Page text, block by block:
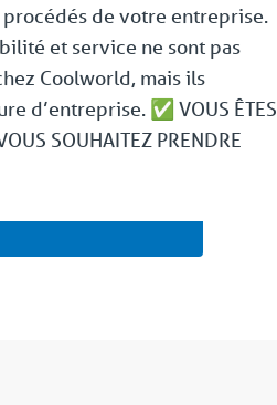
de votre entreprise.
et service ne sont pas
Coolworld, mais ils
d’entreprise. ✅ VOUS ÊTES
SOUHAITEZ PRENDRE